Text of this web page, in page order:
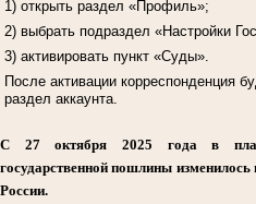
1) открыть раздел «Профиль»;
2) выбрать подраздел «Настройки
3) активировать пункт «Суды».
После активации корреспонденция
раздел аккаунта.
С 27 октября 2025 года в
государственной пошлины
России.